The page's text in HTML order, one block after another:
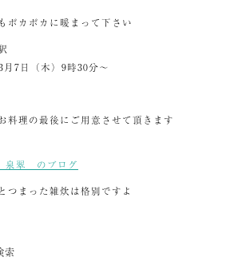
ポカポカに暖まって下さい
7日（木）9時30分～
料理の最後にご用意させて頂きます
つまった雑炊は格別ですよ
索